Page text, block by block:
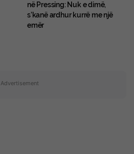
në Pressing: Nuk e dimë,
s’kanë ardhur kurrë me një
emër
Advertisement